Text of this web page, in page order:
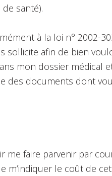
santé).
à la loi n° 2002-
sollicite afin de bien
mon dossier médical
des documents dont
me faire parvenir par
m’indiquer le coût de